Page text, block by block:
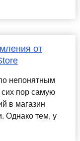
от
непонятным
пор самую
в магазин
Однако тем, у